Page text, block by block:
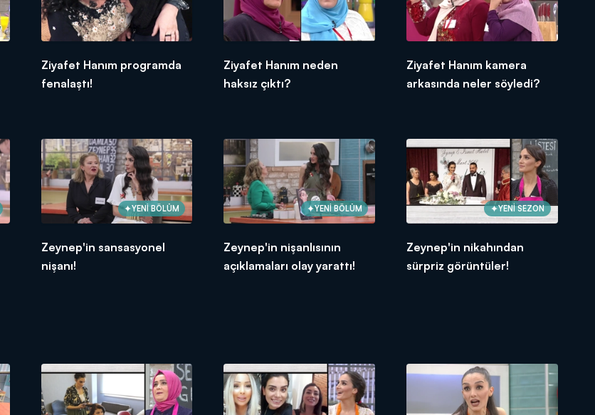
Ziyafet Hanım programda
fenalaştı!
Ziyafet Hanım neden
haksız çıktı?
Ziyafet Hanım kamera
arkasında neler söyledi?
YENİ BÖLÜM
Zeynep'in sansasyonel
nişanı!
YENİ BÖLÜM
Zeynep'in nişanlısının
açıklamaları olay yarattı!
YENİ SEZON
Zeynep'in nikahından
sürpriz görüntüler!